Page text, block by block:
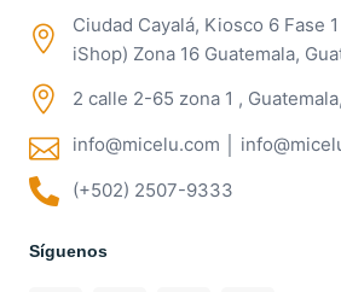
Ciudad Cayalá, Kiosco 6 Fase
iShop) Zona 16 Guatemala,
2 calle 2-65 zona 1 ,
info@micelu.com │
(+502) 2507-9333
Síguenos